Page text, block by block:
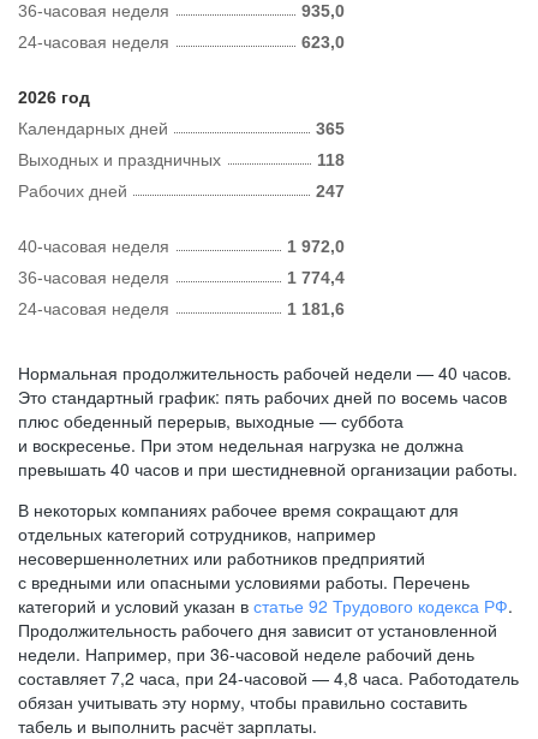
36-часовая неделя
935,0
24-часовая неделя
623,0
2026 год
Календарных дней
365
Рабочих дней 247
Выходных и праздничных 118
40-часовая неделя
1 972,0
36-часовая неделя
1 774,4
24-часовая неделя
1 181,6
Нормальная продолжительность рабочей недели — 40 часов.
Это стандартный график: пять рабочих дней по восемь часов
плюс обеденный перерыв, выходные — суббота
и воскресенье. При этом недельная нагрузка не должна
превышать 40 часов и при шестидневной организации работы.
В некоторых компаниях рабочее время сокращают для
отдельных категорий сотрудников, например
несовершеннолетних или работников предприятий
с вредными или опасными условиями работы. Перечень
категорий и условий указан в статье 92 Трудового кодекса РФ.
Продолжительность рабочего дня зависит от установленной
недели. Например, при 36-часовой неделе рабочий день
составляет 7,2 часа, при 24-часовой — 4,8 часа. Работодатель
обязан учитывать эту норму, чтобы правильно составить
табель и выполнить расчёт зарплаты.